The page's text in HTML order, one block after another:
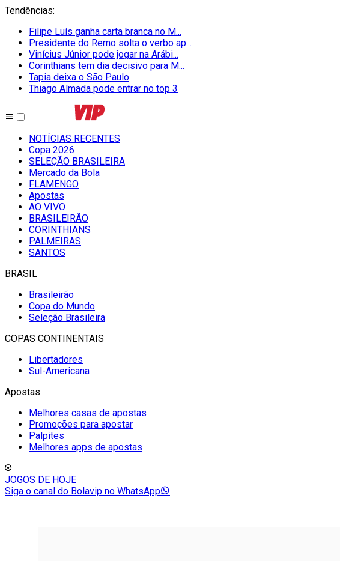
Tendências:
Filipe Luís ganha carta branca no M...
Presidente do Remo solta o verbo ap...
Vinícius Júnior pode jogar na Arábi...
Corinthians tem dia decisivo para M...
Tapia deixa o São Paulo
Thiago Almada pode entrar no top 3
NOTÍCIAS RECENTES
Copa 2026
SELEÇÃO BRASILEIRA
Mercado da Bola
FLAMENGO
Apostas
AO VIVO
BRASILEIRÃO
CORINTHIANS
PALMEIRAS
SANTOS
BRASIL
Brasileirão
Copa do Mundo
Seleção Brasileira
COPAS CONTINENTAIS
Libertadores
Sul-Americana
Apostas
Melhores casas de apostas
Promoções para apostar
Palpites
Melhores apps de apostas
JOGOS DE HOJE
Siga o canal do Bolavip no WhatsApp